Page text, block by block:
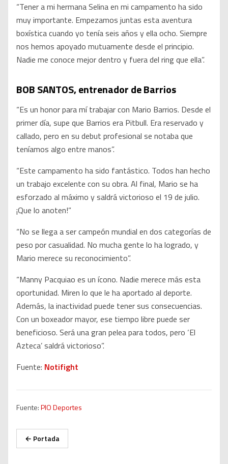
“Tener a mi hermana Selina en mi campamento ha sido
muy importante. Empezamos juntas esta aventura
boxística cuando yo tenía seis años y ella ocho. Siempre
nos hemos apoyado mutuamente desde el principio.
Nadie me conoce mejor dentro y fuera del ring que ella”.
BOB SANTOS, entrenador de Barrios
“Es un honor para mí trabajar con Mario Barrios. Desde el
primer día, supe que Barrios era Pitbull. Era reservado y
callado, pero en su debut profesional se notaba que
teníamos algo entre manos”.
“Este campamento ha sido fantástico. Todos han hecho
un trabajo excelente con su obra. Al final, Mario se ha
esforzado al máximo y saldrá victorioso el 19 de julio.
¡Que lo anoten!”
“No se llega a ser campeón mundial en dos categorías de
peso por casualidad. No mucha gente lo ha logrado, y
Mario merece su reconocimiento”.
“Manny Pacquiao es un ícono. Nadie merece más esta
oportunidad. Miren lo que le ha aportado al deporte.
Además, la inactividad puede tener sus consecuencias.
Con un boxeador mayor, ese tiempo libre puede ser
beneficioso. Será una gran pelea para todos, pero ‘El
Azteca’ saldrá victorioso”.
Fuente: Notifight
Fuente:PIO Deportes
← Portada